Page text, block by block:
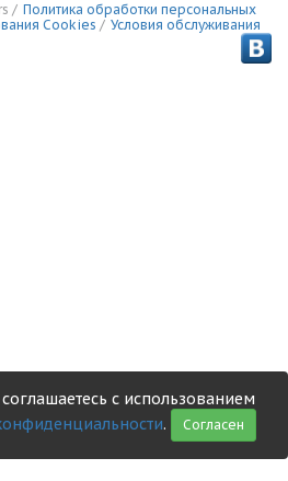
/ Политика обработки персональных
Сookies / Условия обслуживания
с использованием
. Согласен